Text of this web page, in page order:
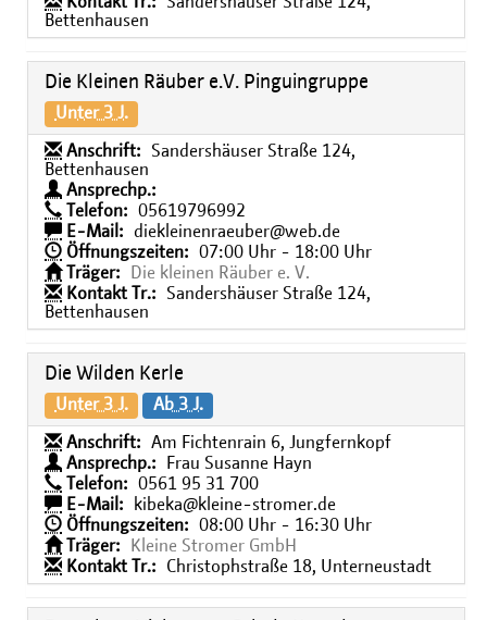
Bettenhausen
Die Kleinen Räuber e.V. Pinguingruppe
Unter 3 J.
Anschrift:
Sandershäuser Straße 124,
Bettenhausen
Ansprechp.:
Telefon:
05619796992
E-Mail:
diekleinenraeuber@web.de
Öffnungszeiten:
07:00 Uhr - 18:00 Uhr
Träger:
Die kleinen Räuber e. V.
Kontakt Tr.:
Sandershäuser Straße 124,
Bettenhausen
Die Wilden Kerle
Unter 3 J. Ab 3 J.
Anschrift:
Am Fichtenrain 6, Jungfernkopf
Ansprechp.:
Frau Susanne Hayn
Telefon:
0561 95 31 700
E-Mail:
kibeka@kleine-stromer.de
Öffnungszeiten:
08:00 Uhr - 16:30 Uhr
Träger:
Kleine Stromer GmbH
Kontakt Tr.:
Christophstraße 18, Unterneustadt